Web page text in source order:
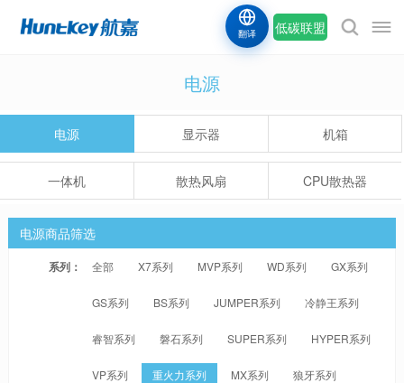
低碳联盟
翻译
电源
电源 显示器 机箱
一体机 散热风扇 CPU散热器
电源商品筛选
系列： 全部 X7系列 MVP系列 WD系列 GX系列
GS系列 BS系列 JUMPER系列 冷静王系列
睿智系列 磐石系列 SUPER系列 HYPER系列
VP系列 重火力系列 MX系列 狼牙系列